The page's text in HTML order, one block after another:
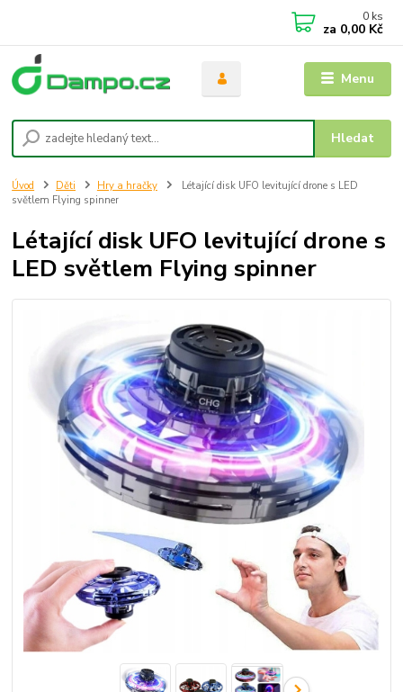
Menu
Hledat
0 ks
za 0,00 Kč
Úvod Děti Hry a hračky
Létající disk UFO levitující drone s LED
světlem Flying spinner
Létající disk UFO levitující drone s
LED světlem Flying spinner